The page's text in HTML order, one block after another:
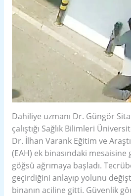
Dahiliye uzmanı Dr. Güngör
çalıştığı Sağlık Bilimleri
Dr. İlhan Varank Eğitim ve
(EAH) ek binasındaki
göğsü ağrımaya başladı.
geçirdiğini anlayıp yolunu
binanın aciline gitti. Güvenlik